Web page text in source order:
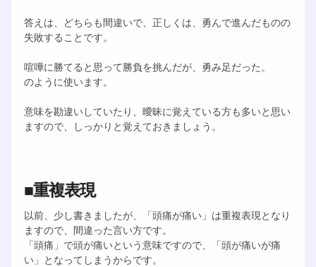
答えは、どちらも間違いで、正しくは、勇んで進んだものの
失敗することです。
喧嘩に勝てると思って勝負を挑んだが、勇み足だった。
のように使います。
意味を勘違いしていたり、曖昧に覚えている方も多いと思い
ますので、しっかりと覚えておきましょう。
■重複表現
以前、少し書きましたが、「頭痛が痛い」は重複表現となり
ますので、間違った言い方です。
「頭痛」で頭が痛いという意味ですので、「頭が痛いが痛
い」となってしまうからです。